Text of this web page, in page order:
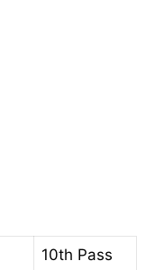
10th Pass